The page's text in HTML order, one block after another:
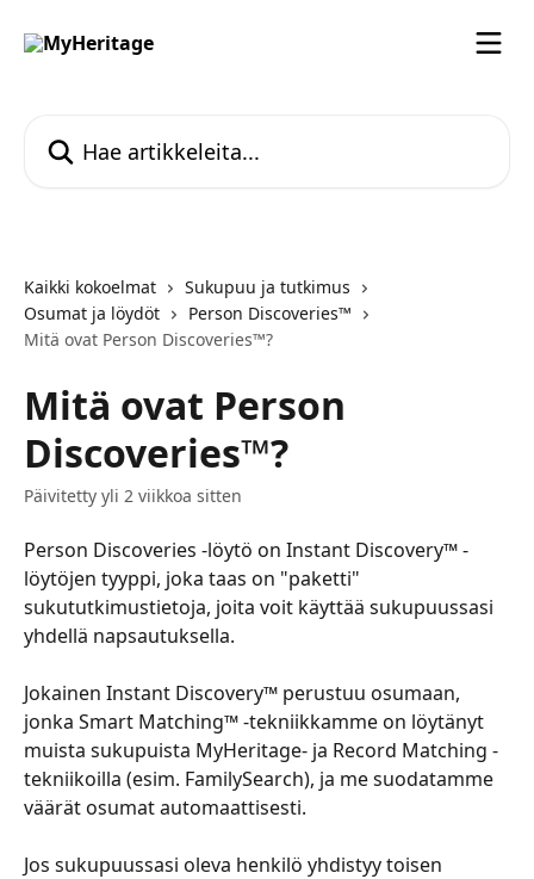
Kaikki kokoelmat
Sukupuu ja tutkimus
Osumat ja löydöt
Person Discoveries™
Mitä ovat Person Discoveries™?
Mitä ovat Person
Discoveries™?
Päivitetty yli 2 viikkoa sitten
Person Discoveries -löytö on Instant Discovery™ -
löytöjen tyyppi, joka taas on "paketti"
sukututkimustietoja, joita voit käyttää sukupuussasi
yhdellä napsautuksella.
Jokainen Instant Discovery™ perustuu osumaan,
jonka Smart Matching™ -tekniikkamme on löytänyt
muista sukupuista MyHeritage- ja Record Matching -
tekniikoilla (esim. FamilySearch), ja me suodatamme
väärät osumat automaattisesti.
Jos sukupuussasi oleva henkilö yhdistyy toisen